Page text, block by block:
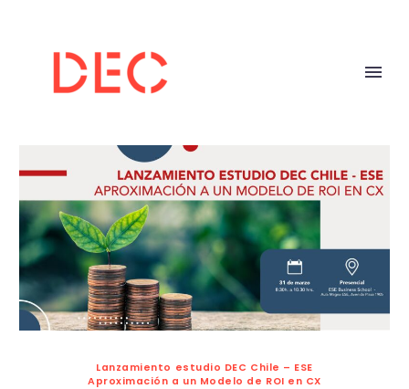
Lanzamiento estudio DEC Chile – ESE
Aproximación a un Modelo de ROI en CX